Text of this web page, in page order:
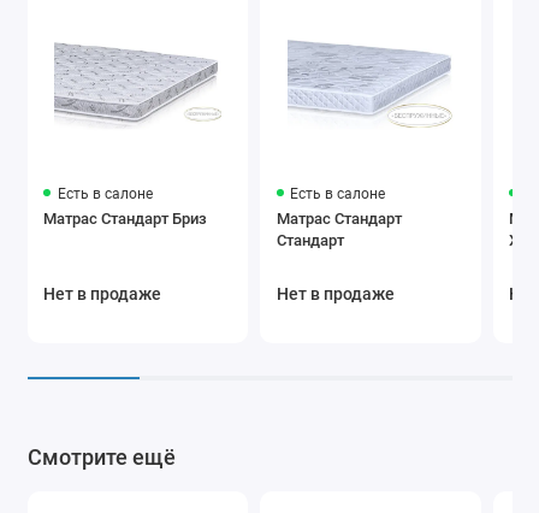
Есть в салоне
Матрас Стандарт Бриз
Нет в продаже
Есть в салоне
Матрас Стандарт
Стандарт
Нет в продаже
Хит
Смотрите ещё